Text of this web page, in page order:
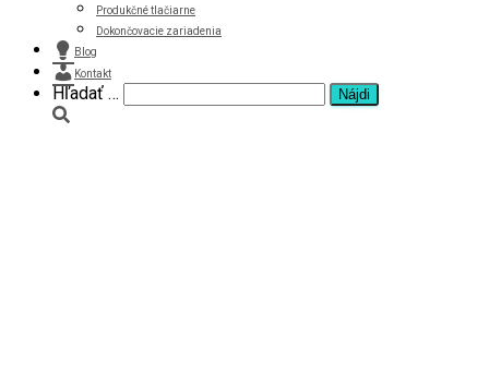
Produkčné tlačiarne
Dokončovacie zariadenia
Blog
Kontakt
Hľadať:
Hľadať …